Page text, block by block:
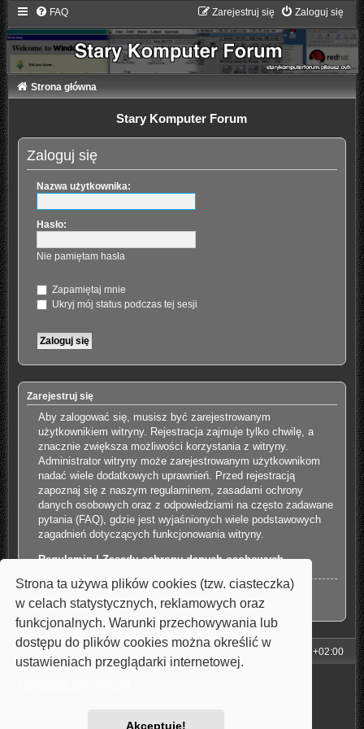
Strona ta używa plików cookies (tzw. ciasteczka)
w celach statystycznych, reklamowych oraz
funkcjonalnych. Warunki przechowywania lub
dostępu do plików cookies można określić w
ustawieniach przeglądarki internetowej.
Akceptuję!
FAQ Zaloguj się
Zarejestruj się
Strona główna
Stary Komputer Forum
Zaloguj się
Nazwa użytkownika:
Hasło:
Nie pamiętam hasła
Zapamiętaj mnie
Ukryj mój status podczas tej sesji
Zarejestruj się
Aby zalogować się, musisz być zarejestrowanym
użytkownikiem witryny. Rejestracja zajmuje tylko chwilę, a
znacznie zwiększa możliwości korzystania z witryny.
Administrator witryny może zarejestrowanym użytkownikom
nadać wiele dodatkowych uprawnień. Przed rejestracją
zapoznaj się z naszym regulaminem, zasadami ochrony
danych osobowych oraz z odpowiedziami na często zadawane
pytania (FAQ), gdzie jest wyjaśnionych wiele podstawowych
zagadnień dotyczących funkcjonowania witryny.
Regulamin|Zasady ochrony danych osobowych
Zarejestruj się
Strona główna UTC+02:00